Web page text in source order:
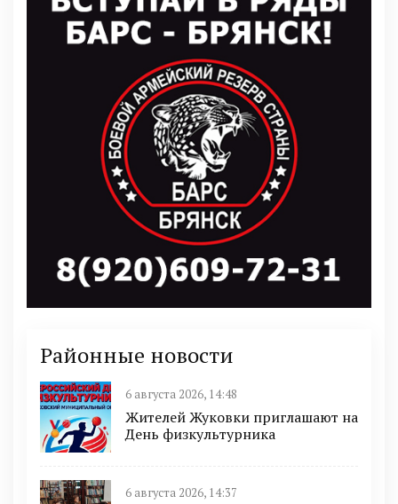
Районные новости
6 августа 2026, 14:48
Жителей Жуковки приглашают на
День физкультурника
6 августа 2026, 14:37